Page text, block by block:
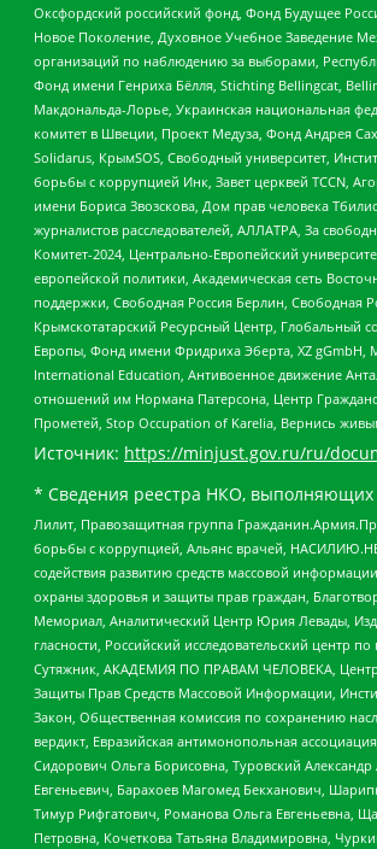
Оксфордский российский фонд, Фонд Будущее
Новое Поколение, Духовное Учебное Заведение
организаций по наблюдению за выборами,
Фонд имени Генриха Бёлля, Stichting Bellingcat,
Макдональда-Лорье, Украинская национальная
комитет в Швеции, Проект Медуза, Фонд Андрея
Solidarus, КрымSOS, Свободный университет,
борьбы с коррупцией Инк, Завет церквей TCCN,
имени Бориса Звозскова, Дом прав человека
журналистов расследователей, АЛЛАТРА, За
Комитет-2024, Центрально-Европейский
европейской политики, Академическая сеть
поддержки, Свободная Россия Берлин, Свободная
Крымскотатарский Ресурсный Центр, Глобальный
Европы, Фонд имени Фридриха Эберта, XZ
International Education, Антивоенное движение
отношений им Нормана Патерсона, Центр
Прометей, Stop Occupation of Karelia, Вернись
Источник: https://minjust.gov.ru/ru/
* Сведения реестра НКО, выполняющих
Лилит, Правозащитная группа
борьбы с коррупцией, Альянс врачей,
содействия развитию средств массовой
охраны здоровья и защиты прав граждан,
Мемориал, Аналитический Центр Юрия Левады,
гласности, Российский исследовательский центр
Сутяжник, АКАДЕМИЯ ПО ПРАВАМ ЧЕЛОВЕКА, Центр
Защиты Прав Средств Массовой Информации,
Закон, Общественная комиссия по сохранению
вердикт, Евразийская антимонопольная
Сидорович Ольга Борисовна, Туровский
Евгеньевич, Барахоев Магомед Бекханович,
Тимур Рифгатович, Романова Ольга Евгеньевна,
Петровна, Кочеткова Татьяна Владимировна,